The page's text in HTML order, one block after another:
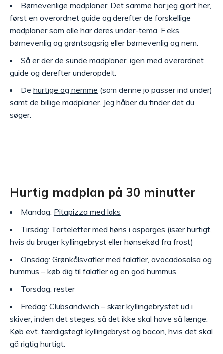
Børnevenlige madplaner. Det samme har jeg gjort her,
først en overordnet guide og derefter de forskellige
madplaner som alle har deres under-tema. F.eks.
børnevenlig og grøntsagsrig eller børnevenlig og nem.
Så er der de sunde madplaner, igen med overordnet
guide og derefter underopdelt.
De hurtige og nemme (som denne jo passer ind under)
samt de billige madplaner. Jeg håber du finder det du
søger.
Hurtig madplan på 30 minutter
Mandag: Pitapizza med laks
Tirsdag: Tarteletter med høns i asparges (især hurtigt,
hvis du bruger kyllingebryst eller hønsekød fra frost)
Onsdag: Grønkålsvafler med falafler, avocadosalsa og
hummus – køb dig til falafler og en god hummus.
Torsdag: rester
Fredag: Clubsandwich – skær kyllingebrystet ud i
skiver, inden det steges, så det ikke skal have så længe.
Køb evt. færdigstegt kyllingebryst og bacon, hvis det skal
gå rigtig hurtigt.